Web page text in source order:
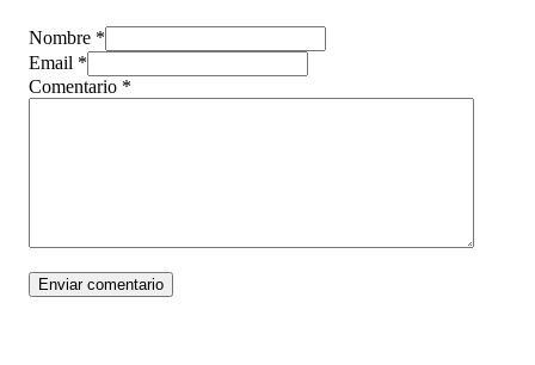
Nombre *
Email *
Comentario *